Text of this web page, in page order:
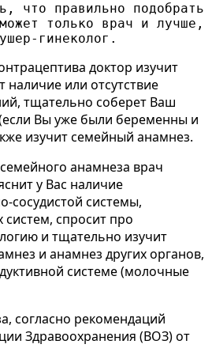
что правильно подобрать
только врач и лучше,
гинеколог.
доктор изучит
или отсутствие
тщательно соберет Ваш
Вы уже были беременны и
изучит семейный анамнез.
анамнеза врач
у Вас наличие
сосудистой системы,
систем, спросит про
и тщательно изучит
и анамнез других органов,
системе (молочные
согласно рекомендаций
Здравоохранения (ВОЗ) от